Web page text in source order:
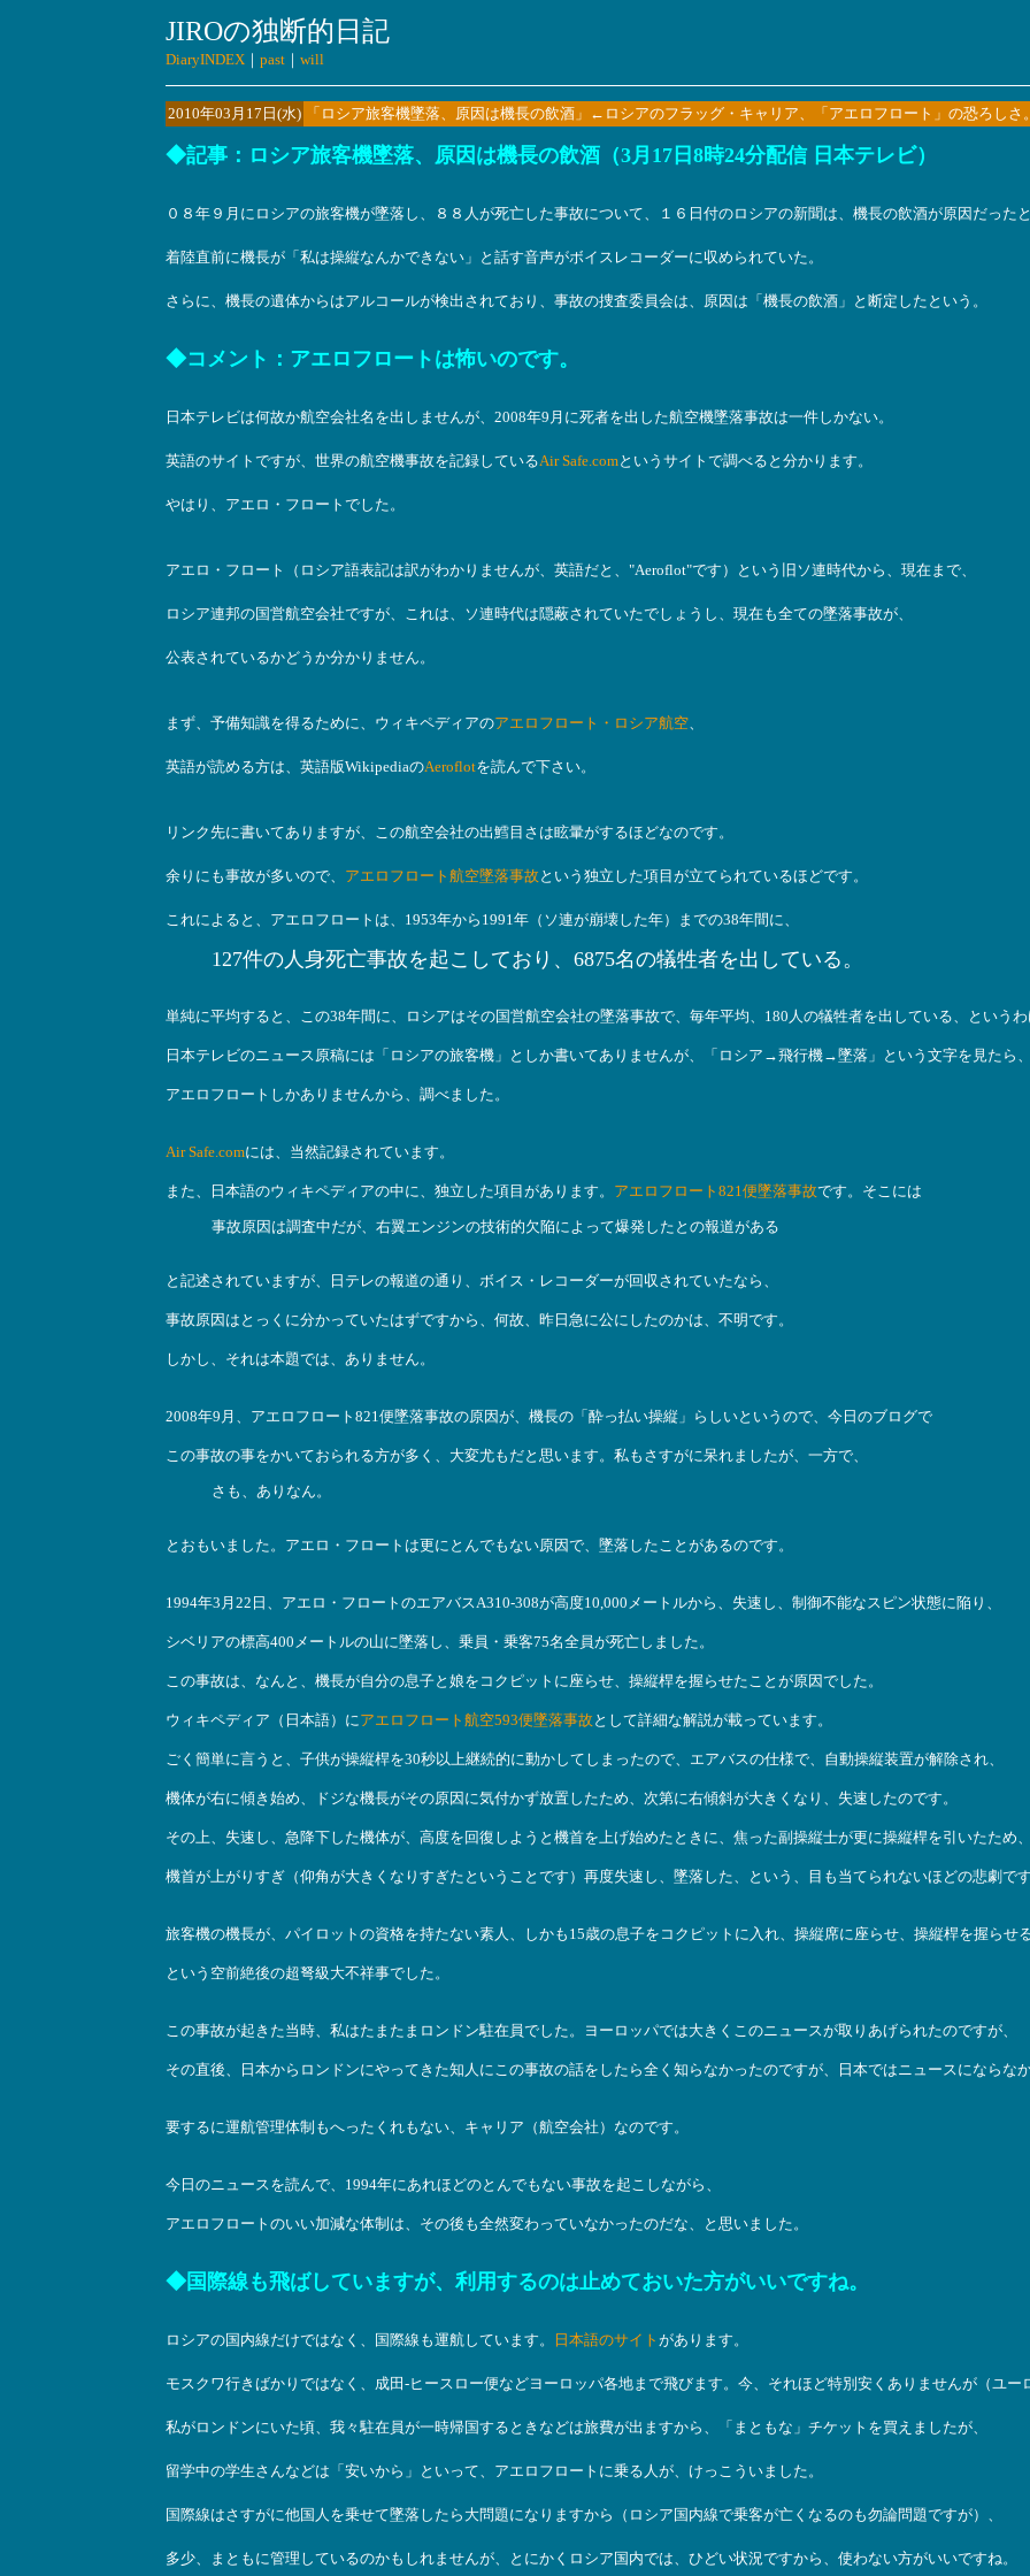
JIROの独断的日記
DiaryINDEX ｜ past ｜ will
2010年03月17日(水) 「ロシア旅客機墜落、原因は機長の飲酒」←ロシアのフラッグ・キャリア、「アエロフロート」の恐ろしさ
◆記事：ロシア旅客機墜落、原因は機長の飲酒（3月17日8時24分配信 日本テレビ）
０８年９月にロシアの旅客機が墜落し、８８人が死亡した事故について、１６日付のロシアの新聞は、機長の飲酒が原因だった
着陸直前に機長が「私は操縦なんかできない」と話す音声がボイスレコーダーに収められていた。
さらに、機長の遺体からはアルコールが検出されており、事故の捜査委員会は、原因は「機長の飲酒」と断定したという。
◆コメント：アエロフロートは怖いのです。
日本テレビは何故か航空会社名を出しませんが、2008年9月に死者を出した航空機墜落事故は一件しかない。
英語のサイトですが、世界の航空機事故を記録しているAir Safe.comというサイトで調べると分かります。
やはり、アエロ・フロートでした。
アエロ・フロート（ロシア語表記は訳がわかりませんが、英語だと、"Aeroflot"です）という旧ソ連時代から、現在まで、
ロシア連邦の国営航空会社ですが、これは、ソ連時代は隠蔽されていたでしょうし、現在も全ての墜落事故が、
公表されているかどうか分かりません。
まず、予備知識を得るために、ウィキペディアのアエロフロート・ロシア航空、
英語が読める方は、英語版WikipediaのAeroflotを読んで下さい。
リンク先に書いてありますが、この航空会社の出鱈目さは眩暈がするほどなのです。
余りにも事故が多いので、 アエロフロート航空墜落事故 という独立した項目が立てられているほどです。
これによると、アエロフロートは、1953年から1991年（ソ連が崩壊した年）までの38年間に、
127件の人身死亡事故を起こしており、6875名の犠牲者を出している。
単純に平均すると、この38年間に、ロシアはその国営航空会社の墜落事故で、毎年平均、180人の犠牲者を出している、という
日本テレビのニュース原稿には「ロシアの旅客機」としか書いてありませんが、「ロシア→飛行機→墜落」という文字を見たら
アエロフロートしかありませんから、調べました。
Air Safe.comには、当然記録されています。
また、日本語のウィキペディアの中に、独立した項目があります。 アエロフロート821便墜落事故です。そこには
事故原因は調査中だが、右翼エンジンの技術的欠陥によって爆発したとの報道がある
と記述されていますが、日テレの報道の通り、ボイス・レコーダーが回収されていたなら、
事故原因はとっくに分かっていたはずですから、何故、昨日急に公にしたのかは、不明です。
しかし、それは本題では、ありません。
2008年9月、アエロフロート821便墜落事故の原因が、機長の「酔っ払い操縦」らしいというので、今日のブログで
この事故の事をかいておられる方が多く、大変尤もだと思います。私もさすがに呆れましたが、一方で、
さも、ありなん。
とおもいました。アエロ・フロートは更にとんでもない原因で、墜落したことがあるのです。
1994年3月22日、アエロ・フロートのエアバスA310-308が高度10,000メートルから、失速し、制御不能なスピン状態に陥り、
シベリアの標高400メートルの山に墜落し、乗員・乗客75名全員が死亡しました。
この事故は、なんと、機長が自分の息子と娘をコクピットに座らせ、操縦桿を握らせたことが原因でした。
ウィキペディア（日本語）にアエロフロート航空593便墜落事故 として詳細な解説が載っています。
ごく簡単に言うと、子供が操縦桿を30秒以上継続的に動かしてしまったので、エアバスの仕様で、自動操縦装置が解除され、
機体が右に傾き始め、ドジな機長がその原因に気付かず放置したため、次第に右傾斜が大きくなり、失速したのです。
その上、失速し、急降下した機体が、高度を回復しようと機首を上げ始めたときに、焦った副操縦士が更に操縦桿を引いたため
機首が上がりすぎ（仰角が大きくなりすぎたということです）再度失速し、墜落した、という、目も当てられないほどの悲劇で
旅客機の機長が、パイロットの資格を持たない素人、しかも15歳の息子をコクピットに入れ、操縦席に座らせ、操縦桿を握らせ
という空前絶後の超弩級大不祥事でした。
この事故が起きた当時、私はたまたまロンドン駐在員でした。ヨーロッパでは大きくこのニュースが取りあげられたのですが、
その直後、日本からロンドンにやってきた知人にこの事故の話をしたら全く知らなかったのですが、日本ではニュースにならな
要するに運航管理体制もへったくれもない、キャリア（航空会社）なのです。
今日のニュースを読んで、1994年にあれほどのとんでもない事故を起こしながら、
アエロフロートのいい加減な体制は、その後も全然変わっていなかったのだな、と思いました。
◆国際線も飛ばしていますが、利用するのは止めておいた方がいいですね。
ロシアの国内線だけではなく、国際線も運航しています。 日本語のサイト があります。
モスクワ行きばかりではなく、成田-ヒースロー便などヨーロッパ各地まで飛びます。今、それほど特別安くありませんが（ユー
私がロンドンにいた頃、我々駐在員が一時帰国するときなどは旅費が出ますから、「まともな」チケットを買えましたが、
留学中の学生さんなどは「安いから」といって、アエロフロートに乗る人が、けっこういました。
国際線はさすがに他国人を乗せて墜落したら大問題になりますから（ロシア国内線で乗客が亡くなるのも勿論問題ですが）、
多少、まともに管理しているのかもしれませんが、とにかくロシア国内では、ひどい状況ですから、使わない方がいいですね。